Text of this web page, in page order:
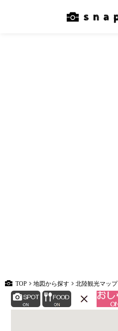
TOP 地図から探す 北陸観光マップ